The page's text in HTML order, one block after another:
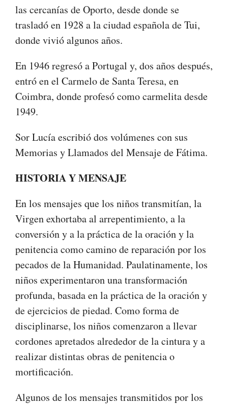
las cercanías de Oporto, desde donde se
trasladó en 1928 a la ciudad española de Tui,
donde vivió algunos años.
En 1946 regresó a Portugal y, dos años después,
entró en el Carmelo de Santa Teresa, en
Coimbra, donde profesó como carmelita desde
1949.
Sor Lucía escribió dos volúmenes con sus
Memorias y Llamados del Mensaje de Fátima.
HISTORIA Y MENSAJE
En los mensajes que los niños transmitían, la
Virgen exhortaba al arrepentimiento, a la
conversión y a la práctica de la oración y la
penitencia como camino de reparación por los
pecados de la Humanidad. Paulatinamente, los
niños experimentaron una transformación
profunda, basada en la práctica de la oración y
de ejercicios de piedad.​ Como forma de
disciplinarse, los niños comenzaron a llevar
cordones apretados alrededor de la cintura y a
realizar distintas obras de penitencia o
mortificación.
Algunos de los mensajes transmitidos por los